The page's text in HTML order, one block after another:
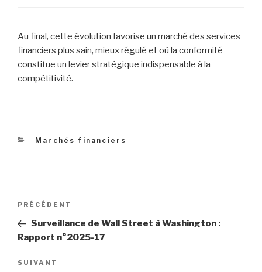
Au final, cette évolution favorise un marché des services
financiers plus sain, mieux régulé et où la conformité
constitue un levier stratégique indispensable à la
compétitivité.
Catégories
Marchés financiers
Navigation
l’article
Article
précédent
PRÉCÉDENT
Surveillance de Wall Street à Washington :
Rapport n°2025-17
Article
SUIVANT